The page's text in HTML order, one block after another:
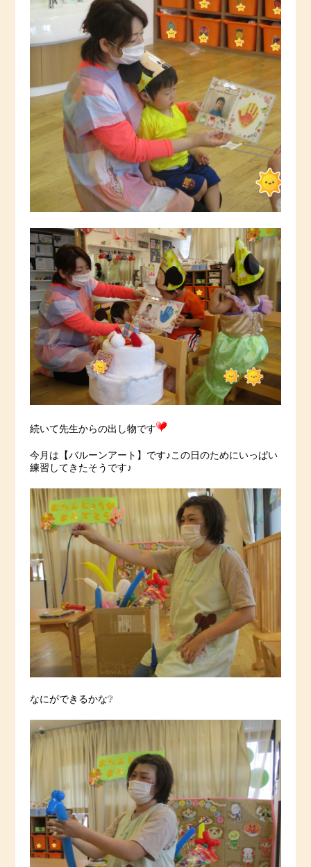
続いて先生からの出し物です
今月は【バルーンアート】です♪この日のためにいっぱい
練習してきたそうです♪
なにができるかな❔